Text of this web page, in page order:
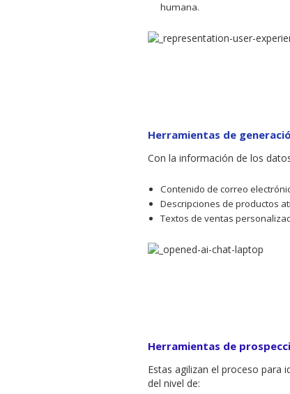
humana.
Herramientas de
Con la información de los
Contenido de correo
Descripciones de productos
Textos de ventas
Herramientas de
Estas agilizan el proceso para
del nivel de: